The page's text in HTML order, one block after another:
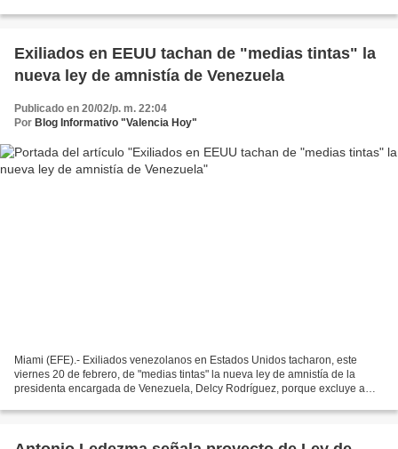
Exiliados en EEUU tachan de "medias tintas" la
nueva ley de amnistía de Venezuela
Publicado en 20/02/p. m. 22:04
Por Blog Informativo "Valencia Hoy"
Miami (EFE).- Exiliados venezolanos en Estados Unidos tacharon, este
viernes 20 de febrero, de "medias tintas" la nueva ley de amnistía de la
presidenta encargada de Venezuela, Delcy Rodríguez, porque excluye a